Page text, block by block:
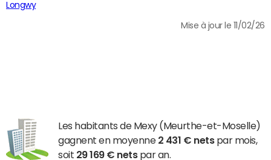
Longwy
Mise à jour le 11/02/26
Les habitants de Mexy (Meurthe-et-Moselle)
gagnent en moyenne 2 431 € netspar mois,
soit 29 169 € netspar an.